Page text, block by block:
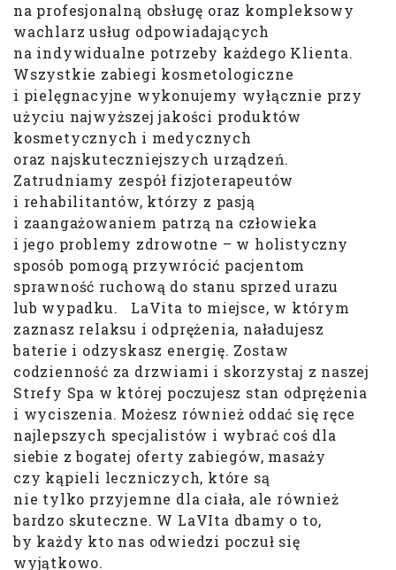
na profesjonalną obsługę oraz kompleksowy
wachlarz usług odpowiadających
na indywidualne potrzeby każdego Klienta.
Wszystkie zabiegi kosmetologiczne
i pielęgnacyjne wykonujemy wyłącznie przy
użyciu najwyższej jakości produktów
kosmetycznych i medycznych
oraz najskuteczniejszych urządzeń.
Zatrudniamy zespół fizjoterapeutów
i rehabilitantów, którzy z pasją
i zaangażowaniem patrzą na człowieka
i jego problemy zdrowotne – w holistyczny
sposób pomogą przywrócić pacjentom
sprawność ruchową do stanu sprzed urazu
lub wypadku. LaVita to miejsce, w którym
zaznasz relaksu i odprężenia, naładujesz
baterie i odzyskasz energię. Zostaw
codzienność za drzwiami i skorzystaj z naszej
Strefy Spa w której poczujesz stan odprężenia
i wyciszenia. Możesz również oddać się ręce
najlepszych specjalistów i wybrać coś dla
siebie z bogatej oferty zabiegów, masaży
czy kąpieli leczniczych, które są
nie tylko przyjemne dla ciała, ale również
bardzo skuteczne. W LaVIta dbamy o to,
by każdy kto nas odwiedzi poczuł się
wyjątkowo.